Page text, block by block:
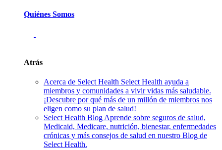
Quiénes Somos
Atrás
Acerca de Select Health Select Health ayuda a
miembros y comunidades a vivir vidas más saludable.
¡Descubre por qué más de un millón de miembros nos
eligen como su plan de salud!
Select Health Blog Aprende sobre seguros de salud,
Medicaid, Medicare, nutrición, bienestar, enfermedades
crónicas y más consejos de salud en nuestro Blog de
Select Health.